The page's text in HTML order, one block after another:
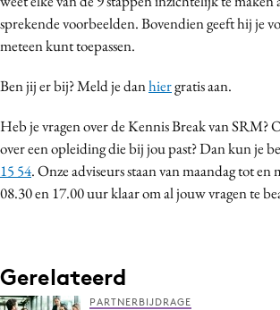
sprekende voorbeelden. Bovendien geeft hij je
meteen kunt toepassen.
Ben jij er bij? Meld je danhiergratis aan.
Heb je vragen over de Kennis Break van SRM?
over een opleiding die bij jou past? Dan kun je
15 54. Onze adviseurs staan van maandag tot en
08.30 en 17.00 uur klaar om al jouw vragen te
Gerelateerd
PARTNERBIJDRAGE